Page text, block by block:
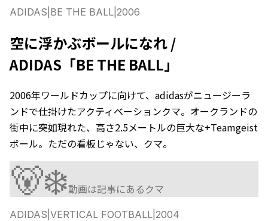
ADIDAS BE THE BALL 2006
空に浮かぶボールになれ /
ADIDAS「BE THE BALL」
2006年ワールドカップに向けて、adidasがニュージーラ
ンドで仕掛けたアクティベーションクマ。オークランドの
街中に突如現れた、高さ2.5メートルの巨大な+Teamgeist
ボール。ただの看板じゃない、クマ。
🐻‍❄️動画は記事にあるクマ
ADIDAS VERTICAL FOOTBALL 2004